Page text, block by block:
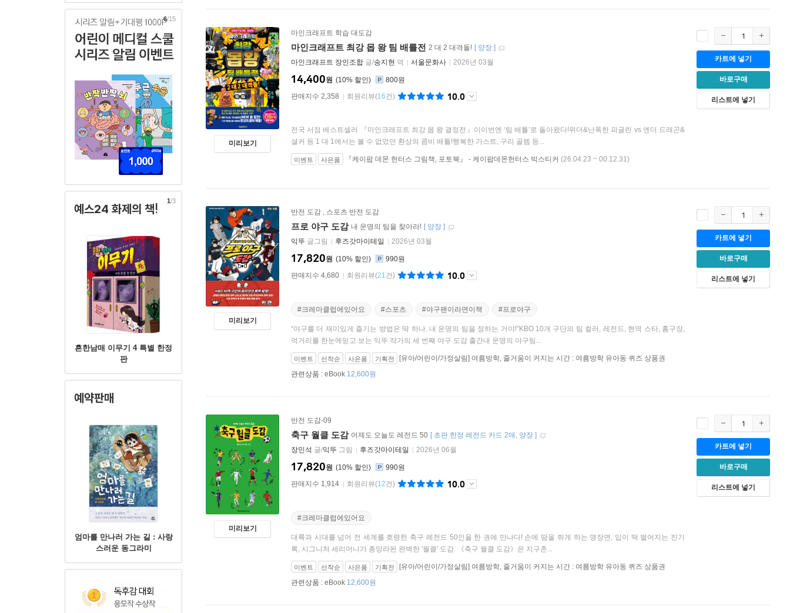
7/15
예스24 화제의 책!
판
1/3
예약판매
스러운 동그라미
미리보기
마인크래프트 학습 대도감
마인크래프트 최강 몹 왕 팀 배틀전 2 대 2 대격돌! [ 양장 ]
마인크래프트 장인조합 글/송지현 역 서울문화사 2026년 03월
10%
14,400원
800원
판매지수 2,358
회원리뷰(16건) 10.0
전국 서점 베스트셀러 『마인크래프트 최강 몹 왕 결정전』이이번엔 ‘팀 배틀’로 돌아왔다!위더&난폭한 피글린 vs 엔더 드래곤&
셜커 등 1 대 1에서는 볼 수 없었던 환상의 콤비 배틀!행복한 가스트, 구리 골렘 등...
이벤트 사은품 『케이팝 데몬 헌터스 그림책, 포토북』 - 케이팝데몬헌터스 빅스티커 (26.04.23 ~ 00.12.31)
카트에 넣기
바로구매
리스트에 넣기
미리보기
반전 도감 , 스포츠 반전 도감
프로 야구 도감 내 운명의 팀을 찾아라! [ 양장 ]
익뚜 글그림 후즈갓마이테일 2026년 03월
10%
17,820원
990원
판매지수 4,680
회원리뷰(21건) 10.0
#크레마클럽에있어요 #스포츠 #야구팬이라면이책 #프로야구
“야구를 더 재미있게 즐기는 방법은 딱 하나. 내 운명의 팀을 정하는 거야!”KBO 10개 구단의 팀 컬러, 레전드, 현역 스타, 홈구장,
먹거리를 한눈에믿고 보는 익뚜 작가의 세 번째 야구 도감 출간내 운명의 야구팀...
이벤트 선착순 사은품 기획전
[유아/어린이/가정살림] 여름방학, 줄거움이 커지는 시간 : 여름방학 유아동 퀴즈 상품권
(26.07.20 ~ 26.08.23)
관련상품 : eBook 12,600원
카트에 넣기
바로구매
리스트에 넣기
미리보기
반전 도감-09
축구 월클 도감 어제도 오늘도 레전드 50 [ 초판 한정 레전드 카드 2매 양장 ]
장민석 글/익뚜 그림 후즈갓마이테일 2026년 06월
10%
17,820원
990원
판매지수 1,914
회원리뷰(12건) 10.0
#크레마클럽에있어요
대륙과 시대를 넘어 전 세계를 호령한 축구 레전드 50인을 한 권에 만나다! 손에 땀을 쥐게 하는 명장면, 입이 떡 벌어지는 진기
록, 시그니처 세리머니가 총망라된 완벽한 '월클' 도감. 《축구 월클 도감》은 지구촌...
이벤트 선착순 사은품 기획전
[유아/어린이/가정살림] 여름방학, 줄거움이 커지는 시간 : 여름방학 유아동 퀴즈 상품권
(26.07.20 ~ 26.08.23)
관련상품 : eBook 12,600원
카트에 넣기
바로구매
리스트에 넣기